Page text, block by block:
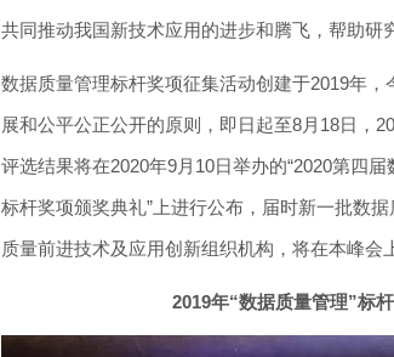
共同推动我国新技术应用的进步和腾飞，帮助研
数据质量管理标杆奖项征集活动创建于2019年
展和公平公正公开的原则，即日起至8月18日，
评选结果将在2020年9月10日举办的“2020第四
标杆奖项颁奖典礼”上进行公布，届时新一批数
质量前进技术及应用创新组织机构，将在本峰会
2019年“数据质量管理”标